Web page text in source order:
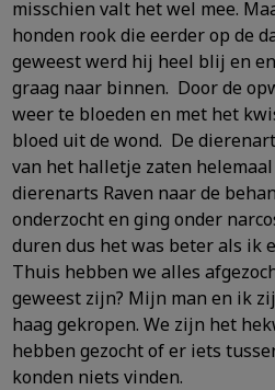
misschien valt het wel mee.
honden rook die eerder op de
geweest werd hij heel blij en
graag naar binnen. Door de
weer te bloeden en met het
bloed uit de wond. De
van het halletje zaten helemaal
dierenarts Raven naar de
onderzocht en ging onder
duren dus het was beter als ik
Thuis hebben we alles
geweest zijn? Mijn man en ik
haag gekropen. We zijn het
hebben gezocht of er iets
konden